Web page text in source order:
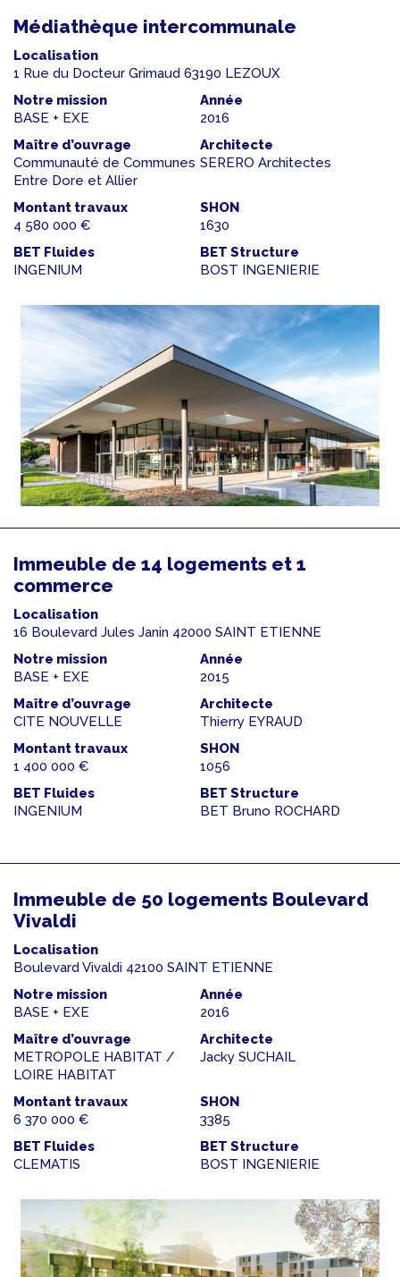
Médiathèque intercommunale
Localisation
1 Rue du Docteur Grimaud 63190 LEZOUX
Notre mission
BASE + EXE
Année
2016
Maître d’ouvrage
Communauté de Communes
Entre Dore et Allier
Architecte
SERERO Architectes
Montant travaux
4 580 000 €
SHON
1630
BET Fluides
INGENIUM
BET Structure
BOST INGENIERIE
Immeuble de 14 logements et 1
commerce
Localisation
16 Boulevard Jules Janin 42000 SAINT ETIENNE
Notre mission
BASE + EXE
Année
2015
Maître d’ouvrage
CITE NOUVELLE
Architecte
Thierry EYRAUD
Montant travaux
1 400 000 €
SHON
1056
BET Fluides
INGENIUM
BET Structure
BET Bruno ROCHARD
Immeuble de 50 logements Boulevard
Vivaldi
Localisation
Boulevard Vivaldi 42100 SAINT ETIENNE
Notre mission
BASE + EXE
Année
2016
Maître d’ouvrage
METROPOLE HABITAT /
LOIRE HABITAT
Architecte
Jacky SUCHAIL
Montant travaux
6 370 000 €
SHON
3385
BET Fluides
CLEMATIS
BET Structure
BOST INGENIERIE